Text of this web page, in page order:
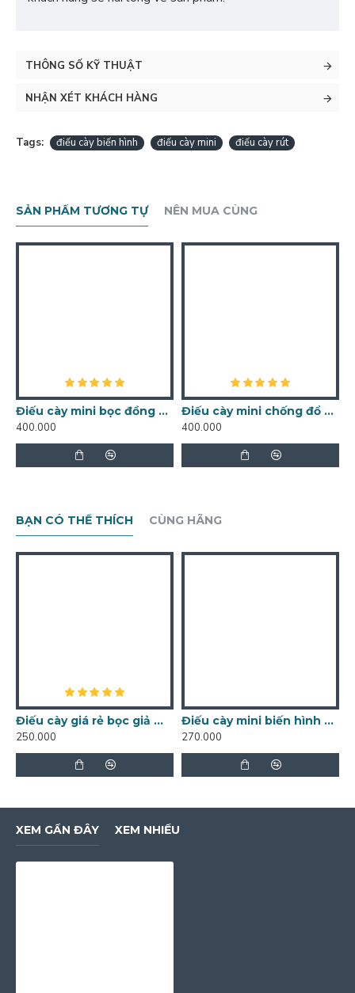
THÔNG SỐ KỸ THUẬT
NHẬN XÉT KHÁCH HÀNG
Tags: điếu cày biến hình điếu cày mini điếu cày rút
SẢN PHẨM TƯƠNG TỰ NÊN MUA CÙNG
Điếu cày mini bọc đồng chống đổ nước DC01
400.000
Điếu cày mini chống đổ nước DC05
400.000
BẠN CÓ THỂ THÍCH CÙNG HÃNG
Điếu cày giá rẻ bọc giả mây DC11
250.000
Điếu cày mini biến hình 25cm DC10C
270.000
XEM GẦN ĐÂY XEM NHIỀU